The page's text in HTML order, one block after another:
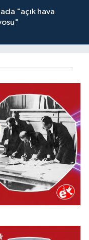
"açık hava